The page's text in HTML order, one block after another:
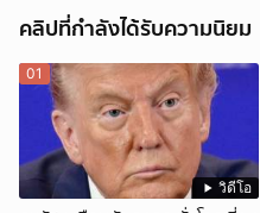
คลิปที่กำลังได้รับความนิยม
วิดีโอ
01